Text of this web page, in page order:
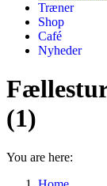
Træner
Shop
Café
Nyheder
(1)
You are here: